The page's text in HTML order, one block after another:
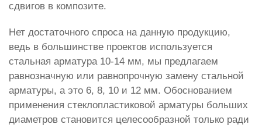
сдвигов в композите.
Нет достаточного спроса на данную продукцию,
ведь в большинстве проектов используется
стальная арматура 10-14 мм, мы предлагаем
равнозначную или равнопрочную замену стальной
арматуры, а это 6, 8, 10 и 12 мм. Обоснованием
применения стеклопластиковой арматуры больших
диаметров становится целесообразной только ради